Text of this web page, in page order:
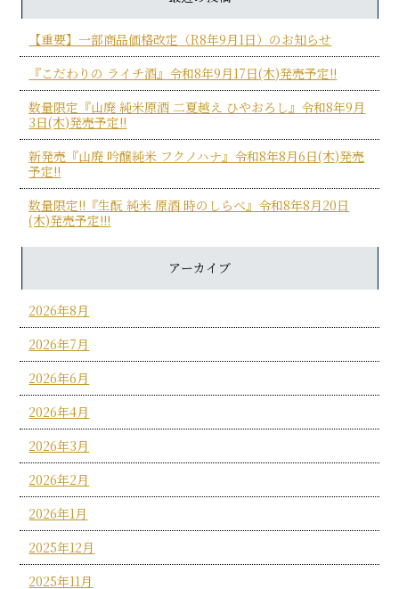
【重要】一部商品価格改定（R8年9月1日）のお知らせ
『こだわりの ライチ酒』令和8年9月17日(木)発売予定!!
数量限定『山廃 純米原酒 二夏越え ひやおろし』令和8年9月
3日(木)発売予定!!
新発売『山廃 吟醸純米 フクノハナ』令和8年8月6日(木)発売
予定!!
数量限定!!『生酛 純米 原酒 時のしらべ』令和8年8月20日
(木)発売予定!!!
アーカイブ
2026年8月
2026年7月
2026年6月
2026年4月
2026年3月
2026年2月
2026年1月
2025年12月
2025年11月